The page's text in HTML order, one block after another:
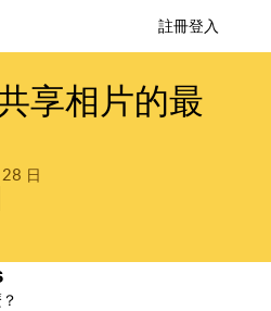
註冊登入
享相片的最
日